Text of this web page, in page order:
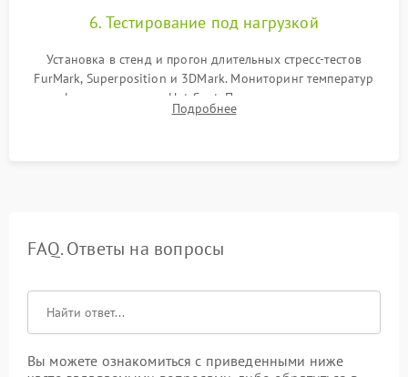
6. Тестирование под нагрузкой
Установка в стенд и прогон длительных стресс-тестов
FurMark, Superposition и 3DMark. Мониторинг температур
графического чипа и Hot Spot. Проверка на отсутствие
артефактов изображения, вылетов драйвера и зависаний.
Подробнее
FAQ. Ответы на вопросы
Вы можете ознакомиться с приведенными ниже